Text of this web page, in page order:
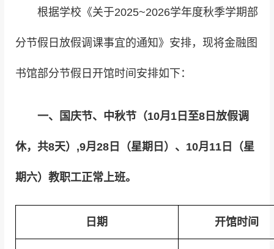
根据学校《关于2025~2026学年度秋季学期部
分节假日放假调课事宜的通知》安排，现将金融图
书馆部分节假日开馆时间安排如下：
一、国庆节、中秋节（10月1日至8日放假调
休，共8天）,9月28日（星期日）、10月11日（星
期六）教职工正常上班。
日期 开馆时间